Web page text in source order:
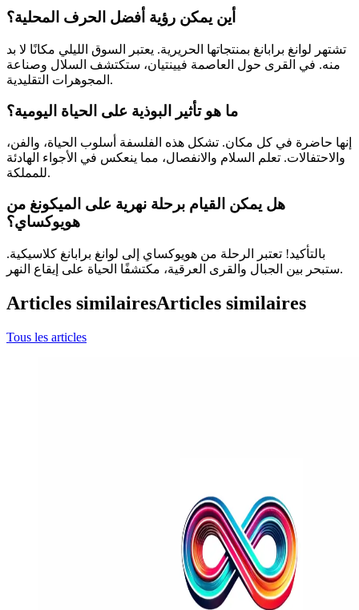
أين يمكن رؤية أفضل الحرف المحلية؟
تشتهر لوانغ برابانغ بمنتجاتها الحريرية. يعتبر السوق الليلي مكانًا لا بد
منه. في القرى حول العاصمة فيينتيان، ستكتشف السلال وصناعة
المجوهرات التقليدية.
ما هو تأثير البوذية على الحياة اليومية؟
إنها حاضرة في كل مكان. تشكل هذه الفلسفة أسلوب الحياة، والفن،
والاحتفالات. تعلم السلام والانفصال، مما ينعكس في الأجواء الهادئة
للمملكة.
هل يمكن القيام برحلة نهرية على الميكونغ من
هويوكساي؟
بالتأكيد! تعتبر الرحلة من هويوكساي إلى لوانغ برابانغ كلاسيكية.
ستبحر بين الجبال والقرى العرقية، مكتشفًا الحياة على إيقاع النهر.
Articles similairesArticles similaires
Tous les articles